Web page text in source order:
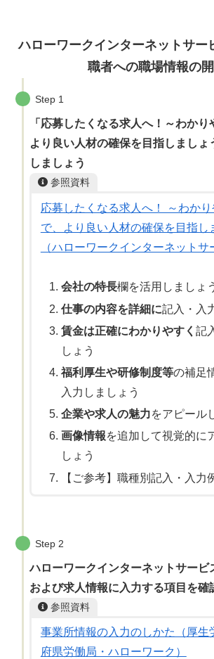
ハローワークインターネットサー
職者への職場情報の
Step 1
「応募したくなる求人へ！～わかり
より良い人材の確保を目指しましょ
しましょう
参照資料
応募したくなる求人へ！ ～わかり
で、より良い人材の確保を目指し
（ハローワークインターネットサ
会社の特長欄を活用しましょ
仕事の内容を詳細に記入・入
賃金は正確にわかりやすく 記
しょう
福利厚生や研修制度等の補足
入力しましょう
企業や求人の魅力をアピール
画像情報を追加して視覚的に
しょう
【ご参考】職種別記入・入力
Step 2
ハローワークインターネットサービ
および求人情報に入力する項目を確
参照資料
事業所情報の入力のしかた（厚生
府県労働局・ハローワーク）